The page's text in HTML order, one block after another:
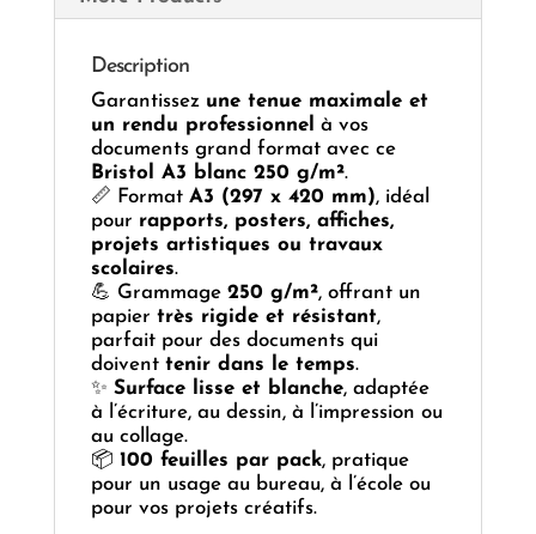
Description
Garantissez une tenue maximale et
un rendu professionnel à vos
documents grand format avec ce
Bristol A3 blanc 250 g/m².
📏 Format A3 (297 x 420 mm), idéal
pour rapports, posters, affiches,
projets artistiques ou travaux
scolaires.
💪 Grammage 250 g/m², offrant un
papier très rigide et résistant,
parfait pour des documents qui
doivent tenir dans le temps.
✨ Surface lisse et blanche, adaptée
à l’écriture, au dessin, à l’impression ou
au collage.
📦 100 feuilles par pack, pratique
pour un usage au bureau, à l’école ou
pour vos projets créatifs.